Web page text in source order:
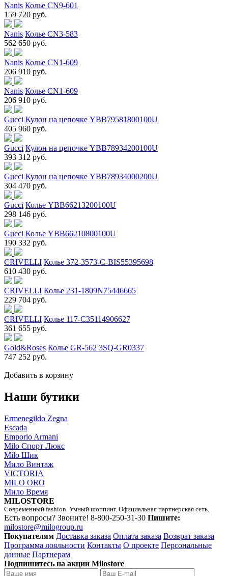
Nanis Колье CN9-601
159 720 руб.
Nanis Колье CN3-583
562 650 руб.
Nanis Колье CN1-609
206 910 руб.
Nanis Колье CN1-609
206 910 руб.
Gucci Кулон на цепочке YBB79581800100U
405 960 руб.
Gucci Кулон на цепочке YBB78934200100U
393 312 руб.
Gucci Кулон на цепочке YBB78934000200U
304 470 руб.
Gucci Колье YBB66213200100U
298 146 руб.
Gucci Колье YBB66210800100U
190 332 руб.
CRIVELLI Колье 372-3573-C-BIS55395698
610 430 руб.
CRIVELLI Колье 231-1809N75446665
229 704 руб.
CRIVELLI Колье 117-C35114906627
361 655 руб.
Gold&Roses Колье GR-562 3SQ-GR0337
747 252 руб.
Добавить в корзину
Наши бутики
Ermenegildo Zegna
Escada
Emporio Armani
Milo Спорт Люкс
Milo Шик
Мило Винтаж
VICTORIA
MILO ORO
Мило Время
MILOSTORE
Современный fashion. Умный шоппинг. Официальная партнерская сеть.
Есть вопросы? Звоните! 8-800-250-31-30 Пишите:
milostore@milogroup.ru
Покупателям Доставка заказа Оплата заказа Возврат заказа
Программа лояльности Контакты О проекте Персональные
данные Партнерам
Подпишитесь на акции Milostore